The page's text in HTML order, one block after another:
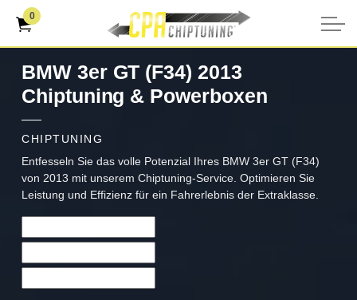
0
BMW 3er GT (F34) 2013
Chiptuning & Powerboxen
CHIPTUNING
Entfesseln Sie das volle Potenzial Ihres BMW 3er GT (F34)
von 2013 mit unserem Chiptuning-Service. Optimieren Sie
Leistung und Effizienz für ein Fahrerlebnis der Extraklasse.